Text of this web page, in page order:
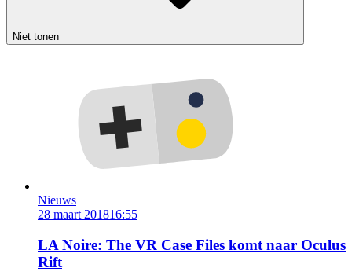
Niet tonen
Nieuws
28 maart 201816:55
LA Noire: The VR Case Files komt naar Oculus
Rift